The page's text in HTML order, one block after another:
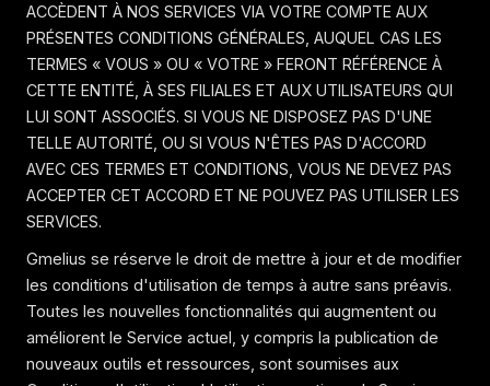
ACCÈDENT À NOS SERVICES VIA VOTRE COMPTE AUX
PRÉSENTES CONDITIONS GÉNÉRALES, AUQUEL CAS LES
TERMES « VOUS » OU « VOTRE » FERONT RÉFÉRENCE À
CETTE ENTITÉ, À SES FILIALES ET AUX UTILISATEURS QUI
LUI SONT ASSOCIÉS. SI VOUS NE DISPOSEZ PAS D'UNE
TELLE AUTORITÉ, OU SI VOUS N'ÊTES PAS D'ACCORD
AVEC CES TERMES ET CONDITIONS, VOUS NE DEVEZ PAS
ACCEPTER CET ACCORD ET NE POUVEZ PAS UTILISER LES
SERVICES.
Gmelius se réserve le droit de mettre à jour et de modifier
les conditions d'utilisation de temps à autre sans préavis.
Toutes les nouvelles fonctionnalités qui augmentent ou
améliorent le Service actuel, y compris la publication de
nouveaux outils et ressources, sont soumises aux